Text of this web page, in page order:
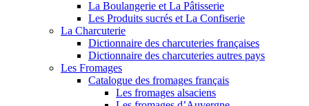
La Boulangerie et La Pâtisserie
Les Produits sucrés et La Confiserie
La Charcuterie
Dictionnaire des charcuteries françaises
Dictionnaire des charcuteries autres pays
Les Fromages
Catalogue des fromages français
Les fromages alsaciens